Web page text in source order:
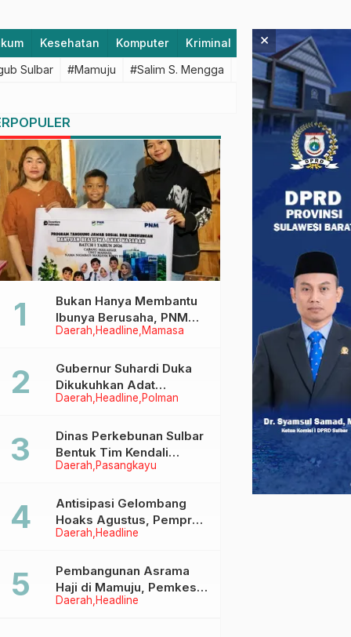
Kesehatan Komputer Kriminal Lifestyle
Sulbar #Mamuju #Salim S. Mengga #featured #Polda
Daerah Headline Mamasa
Bukan Hanya Membantu
Ibunya Berusaha, PNM
Juga Menjaga Mimpi
Menggapai Cita-Cita
Daerah Headline Polman
Gubernur Suhardi Duka
Dikukuhkan Adat
Balanipa, Raih Gelar Sulo
Daerah Pasangkayu
Dinas Perkebunan Sulbar
Bentuk Tim Kendali
Internal ICS untuk Dukung
di Pasangkayu
Daerah Headline
Antisipasi Gelombang
Hoaks Agustus, Pemprov
Sulbar Ajak Warga Jaga
Daerah Headline
Pembangunan Asrama
Haji di Mamuju, Pemkesra
dan Kementerian Haji
×